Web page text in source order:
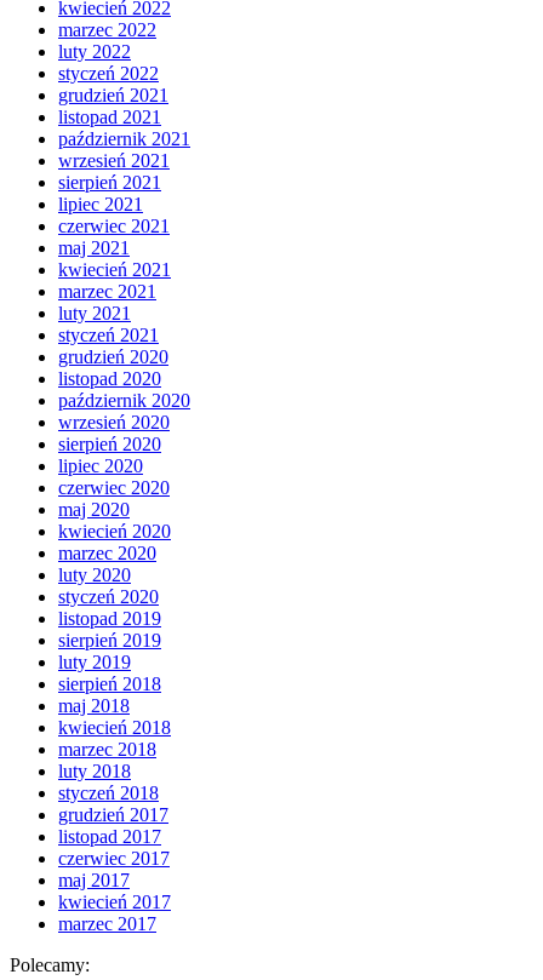
kwiecień 2022
marzec 2022
luty 2022
styczeń 2022
grudzień 2021
listopad 2021
październik 2021
wrzesień 2021
sierpień 2021
lipiec 2021
czerwiec 2021
maj 2021
kwiecień 2021
marzec 2021
luty 2021
styczeń 2021
grudzień 2020
listopad 2020
październik 2020
wrzesień 2020
sierpień 2020
lipiec 2020
czerwiec 2020
maj 2020
kwiecień 2020
marzec 2020
luty 2020
styczeń 2020
listopad 2019
sierpień 2019
luty 2019
sierpień 2018
maj 2018
kwiecień 2018
marzec 2018
luty 2018
styczeń 2018
grudzień 2017
listopad 2017
czerwiec 2017
maj 2017
kwiecień 2017
marzec 2017
Polecamy: